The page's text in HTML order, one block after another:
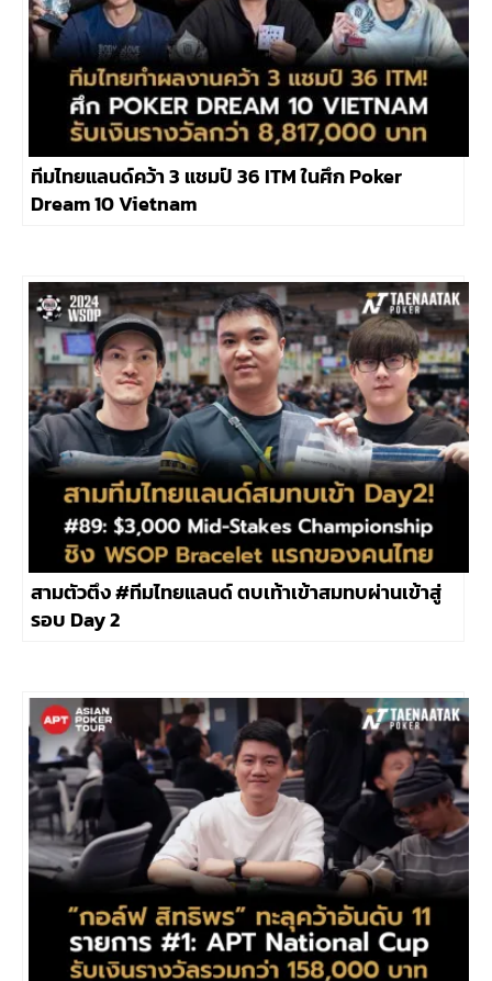
ทีมไทยแลนด์คว้า 3 แชมป์ 36 ITM ในศึก Poker
Dream 10 Vietnam
สามตัวตึง #ทีมไทยแลนด์ ตบเท้าเข้าสมทบผ่านเข้าสู่
รอบ Day 2